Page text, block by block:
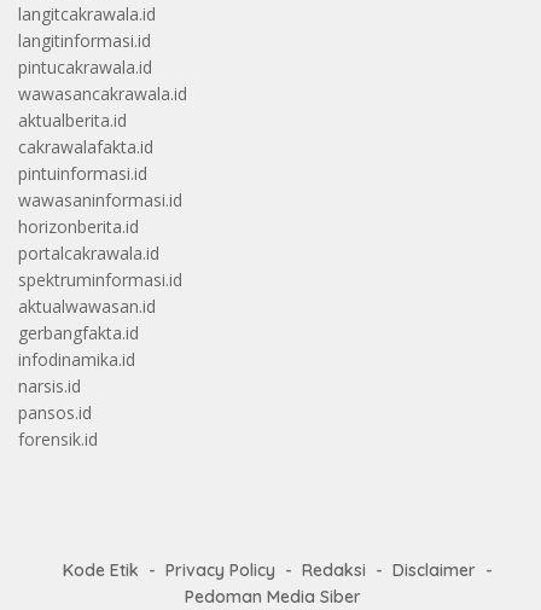
langitcakrawala.id
langitinformasi.id
pintucakrawala.id
wawasancakrawala.id
aktualberita.id
cakrawalafakta.id
pintuinformasi.id
wawasaninformasi.id
horizonberita.id
portalcakrawala.id
spektruminformasi.id
aktualwawasan.id
gerbangfakta.id
infodinamika.id
narsis.id
pansos.id
forensik.id
Kode Etik Privacy Policy Redaksi
Disclaimer
Pedoman Media Siber